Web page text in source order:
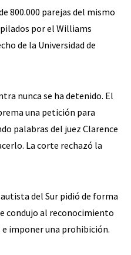
800.000 parejas del mismo
por el Williams
de la Universidad de
nunca se ha detenido. El
una petición para
palabras del juez Clarence
La corte rechazó la
del Sur pidió de forma
condujo al reconocimiento
imponer una prohibición.